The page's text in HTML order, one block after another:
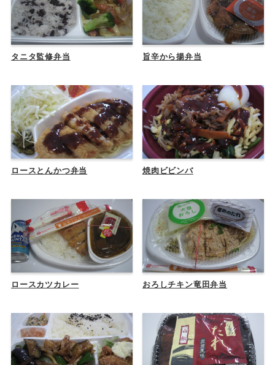
タニタ監修弁当 旨辛から揚弁当
ロースとんかつ弁当 焼肉ビビンバ
ロースカツカレー おろしチキン竜田弁当